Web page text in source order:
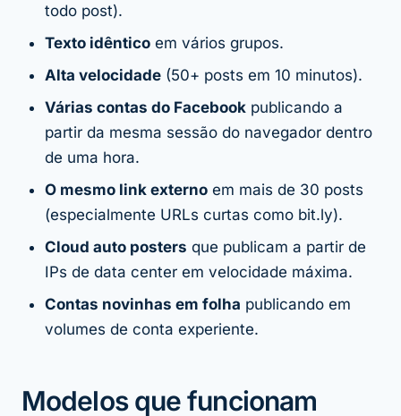
todo post).
Texto idêntico em vários grupos.
Alta velocidade (50+ posts em 10 minutos).
Várias contas do Facebook publicando a
partir da mesma sessão do navegador dentro
de uma hora.
O mesmo link externo em mais de 30 posts
(especialmente URLs curtas como bit.ly).
Cloud auto posters que publicam a partir de
IPs de data center em velocidade máxima.
Contas novinhas em folha publicando em
volumes de conta experiente.
Modelos que funcionam